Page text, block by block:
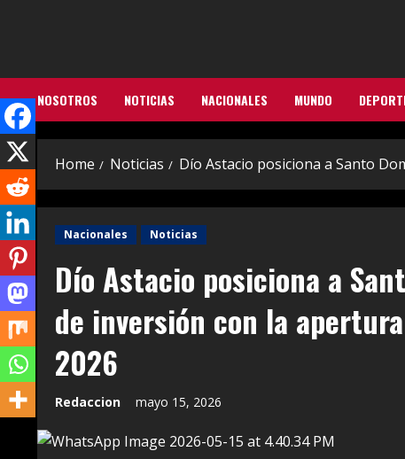
NOSOTROS NOTICIAS NACIONALES MUNDO
Home Noticias Dío Astacio posiciona a Santo
Nacionales Noticias
Dío Astacio posiciona a
de inversión con la
2026
Redaccion mayo 15, 2026